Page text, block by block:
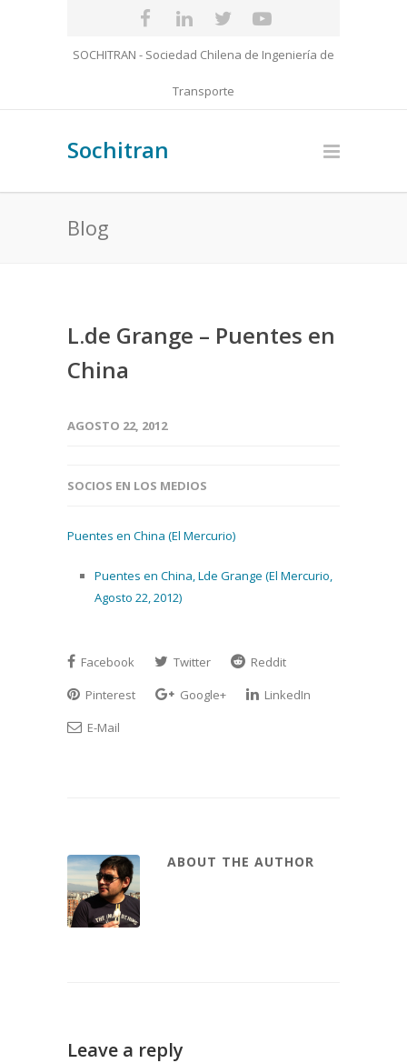
SOCHITRAN - Sociedad Chilena de Ingeniería de
Transporte
Sochitran
Blog
L.de Grange – Puentes en
China
AGOSTO 22, 2012
SOCIOS EN LOS MEDIOS
Puentes en China (El Mercurio)
Puentes en China, Lde Grange (El Mercurio,
Agosto 22, 2012)
Facebook Twitter
Reddit
Pinterest
Google+
LinkedIn
E-Mail
ABOUT THE AUTHOR
Leave a reply